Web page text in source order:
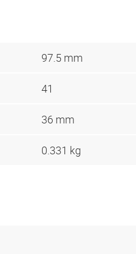
97.5 mm
41
36 mm
0.331 kg